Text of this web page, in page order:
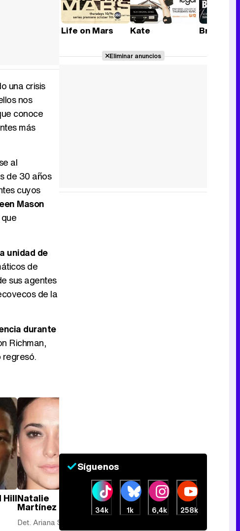
una crisis
nos
conoce
más
al
de 30 años
cuyos
Mason
unidad de
de
sus agentes
de la
durante
Richman,
regresó.
HillNatalie
Martínez
Det. Ariana Sanchez
Reparto
completo
Life on Mars Kate Breakout
Eliminar anuncios
Síguenos
34k 1k 6,4k 258k